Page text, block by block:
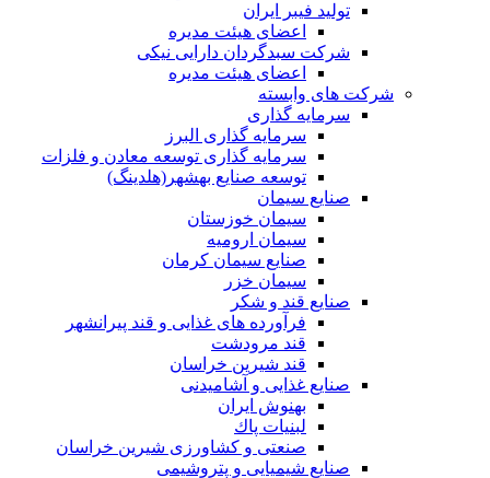
تولید فیبر ایران
اعضای هیئت مدیره
شرکت سبدگردان دارایی نیکی
اعضای هیئت مدیره
شرکت های وابسته
سرمایه گذاری
سرمایه گذاری البرز
سرمایه گذاری توسعه معادن و فلزات
توسعه‌ صنایع‌ بهشهر(هلدینگ)
صنایع سیمان
سیمان خوزستان
سیمان ارومیه
صنایع سیمان کرمان
سیمان خزر
صنایع قند و شکر
فرآورده های غذایی و قند پیرانشهر
قند مرودشت
قند شیرین خراسان
صنایع غذايی و آشاميدنی
بهنوش ایران
لبنيات پاك
صنعتی و کشاورزی شیرین خراسان
صنایع شیمیایی و پتروشیمی